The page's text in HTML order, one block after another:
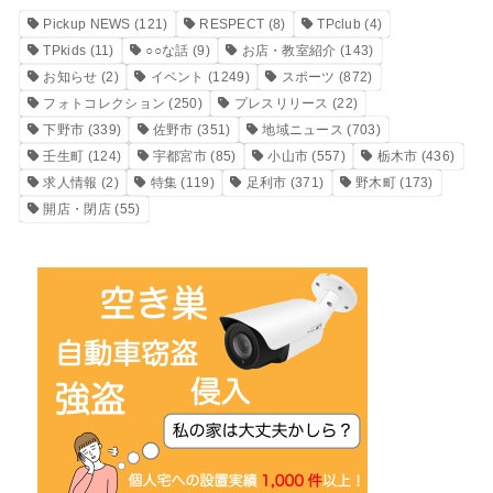
Pickup NEWS (121) RESPECT (8) TPclub (4)
TPkids (11) ○○な話 (9) お店・教室紹介 (143)
お知らせ (2) イベント (1249) スポーツ (872)
フォトコレクション (250) プレスリリース (22)
下野市 (339) 佐野市 (351) 地域ニュース (703)
壬生町 (124) 宇都宮市 (85) 小山市 (557) 栃木市 (436)
求人情報 (2) 特集 (119) 足利市 (371) 野木町(173)
開店・閉店(55)